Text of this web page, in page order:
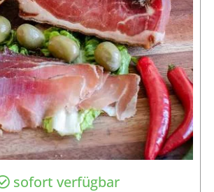
sofort verfügbar